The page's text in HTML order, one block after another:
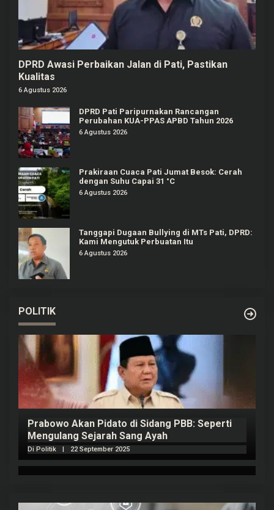
DPRD Awasi Perbaikan Jalan di Pati, Pastikan
Kualitas
6 Agustus 2026
DPRD Pati Paripurnakan Rancangan
Perubahan KUA-PPAS APBD Tahun 2026
6 Agustus 2026
Prakiraan Cuaca Pati Jumat Besok: Cerah
dengan Suhu Capai 31 °C
6 Agustus 2026
Tanggapi Dugaan Bullying di MTs Pati, DPRD:
Kami Mengutuk Perbuatan Itu
6 Agustus 2026
POLITIK
Prabowo Akan Pidato di Sidang PBB: Seperti
Mengulang Sejarah Sang Ayah
Di Politik 22 September 2025